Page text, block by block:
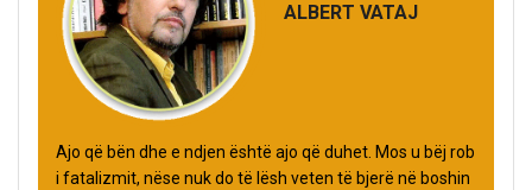
ALBERT VATAJ
Ajo që bën dhe e ndjen është ajo që duhet. Mos u bëj rob
i fatalizmit, nëse nuk do të lësh veten të bjerë në boshin